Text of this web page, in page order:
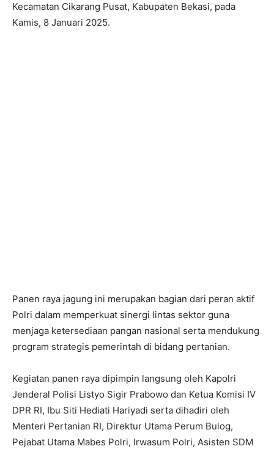
Kecamatan Cikarang Pusat, Kabupaten Bekasi, pada
Kamis, 8 Januari 2025.
Panen raya jagung ini merupakan bagian dari peran aktif
Polri dalam memperkuat sinergi lintas sektor guna
menjaga ketersediaan pangan nasional serta mendukung
program strategis pemerintah di bidang pertanian.
Kegiatan panen raya dipimpin langsung oleh Kapolri
Jenderal Polisi Listyo Sigir Prabowo dan Ketua Komisi IV
DPR RI, Ibu Siti Hediati Hariyadi serta dihadiri oleh
Menteri Pertanian RI, Direktur Utama Perum Bulog,
Pejabat Utama Mabes Polri, Irwasum Polri, Asisten SDM